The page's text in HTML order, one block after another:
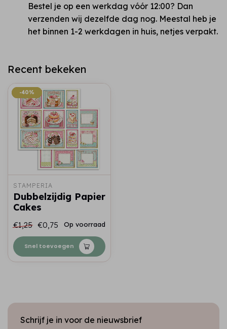
Bestel je op een werkdag vóór 12:00? Dan
verzenden wij dezelfde dag nog. Meestal heb je
het binnen 1-2 werkdagen in huis, netjes verpakt.
Recent bekeken
-40%
-40%
STAMPERIA
Dubbelzijdig Papier
Cakes
€1,25 €0,75 Op voorraad
Snel toevoegen
Schrijf je in voor de nieuwsbrief